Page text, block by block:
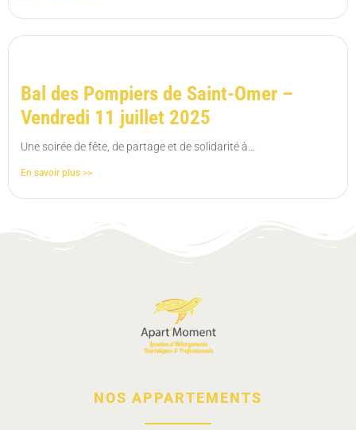
Bal des Pompiers de Saint-Omer –
Vendredi 11 juillet 2025
Une soirée de fête, de partage et de solidarité à...
En savoir plus >>
NOS APPARTEMENTS